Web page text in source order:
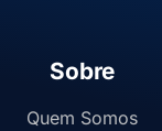
Sobre
Quem Somos